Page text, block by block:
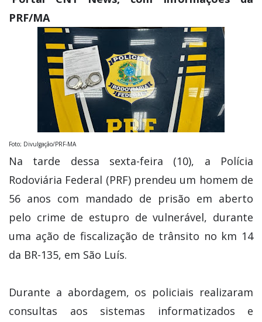
PRF/MA
Foto; Divulgação/PRF-MA
Na tarde dessa sexta-feira (10), a Polícia
Rodoviária Federal (PRF) prendeu um homem de
56 anos com mandado de prisão em aberto
pelo crime de estupro de vulnerável, durante
uma ação de fiscalização de trânsito no km 14
da BR-135, em São Luís.
Durante a abordagem, os policiais realizaram
consultas aos sistemas informatizados e